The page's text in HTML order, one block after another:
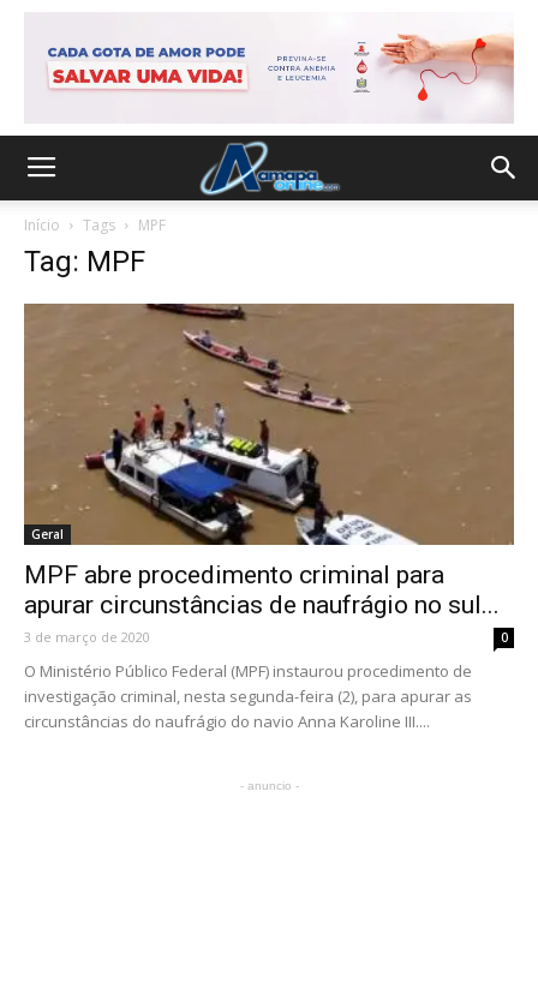
Início Tags MPF
Tag: MPF
Geral
MPF abre procedimento criminal para
apurar circunstâncias de naufrágio no sul...
3 de março de 2020 0
O Ministério Público Federal (MPF) instaurou procedimento de
investigação criminal, nesta segunda-feira (2), para apurar as
circunstâncias do naufrágio do navio Anna Karoline III....
- anuncio -